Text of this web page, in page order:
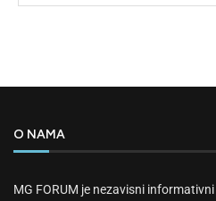
O NAMA
MG FORUM je nezavisni